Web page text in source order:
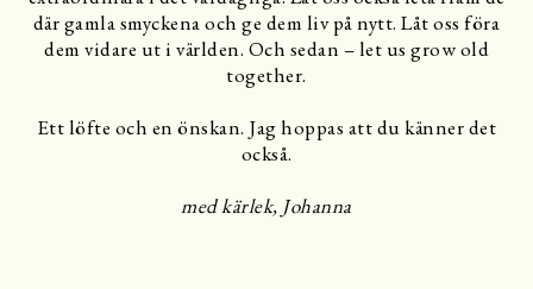
där gamla smyckena och ge dem liv på nytt. Låt oss föra
dem vidare ut i världen. Och sedan – let us grow old
together.
Ett löfte och en önskan. Jag hoppas att du känner det
också.
med kärlek, Johanna